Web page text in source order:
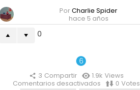
19
por
este
PorCharlie Spider
hace 5 años
0
3 Compartir 1.9k Views
Comentarios desactivados en
0 Votes